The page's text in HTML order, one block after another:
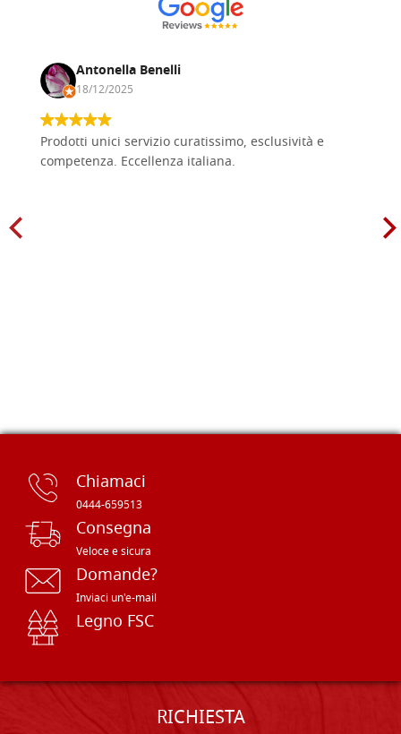
Antonella Benelli
18/12/2025
Prodotti unici servizio curatissimo, esclusività e
competenza. Eccellenza italiana.
Chiamaci
0444-659513
Consegna
Veloce e sicura
Domande?
Inviaci un'e-mail
Legno FSC
RICHIESTA